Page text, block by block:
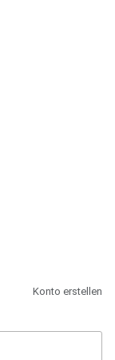
Konto erstellen